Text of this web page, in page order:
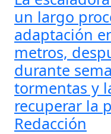
un largo
adaptación
metros,
durante
tormentas y
recuperar la
Redacción